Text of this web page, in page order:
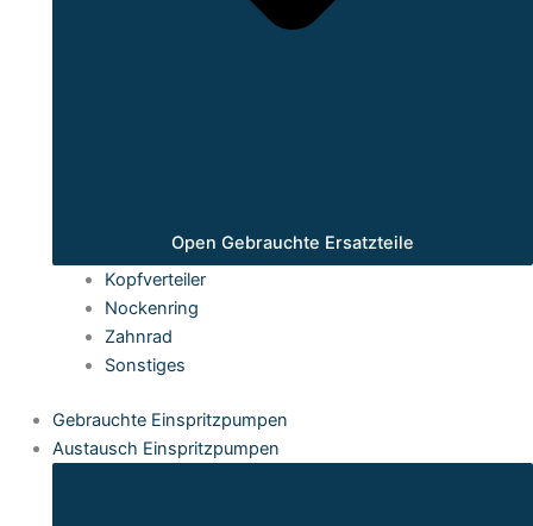
Open Gebrauchte Ersatzteile
Kopfverteiler
Nockenring
Zahnrad
Sonstiges
Gebrauchte Einspritzpumpen
Austausch Einspritzpumpen